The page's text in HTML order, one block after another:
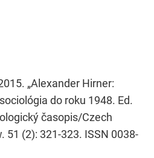
„Alexander Hirner:
do roku 1948. Ed.
časopis/Czech
51 (2): 321-323. ISSN 0038-